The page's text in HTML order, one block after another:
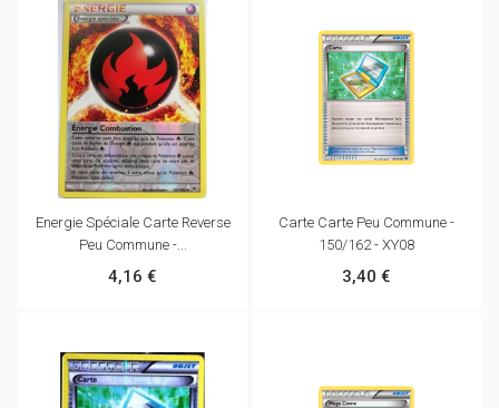
Energie Spéciale Carte Reverse
Peu Commune -...
4,16 €
Carte Carte Peu Commune -
150/162 - XY08
3,40 €